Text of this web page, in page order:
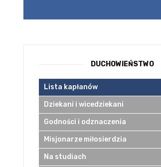
DUCHOWIEŃSTWO
Lista kapłanów
Dziekani i wicedziekani
Godności i odznaczenia
Misjonarze miłosierdzia
Na studiach